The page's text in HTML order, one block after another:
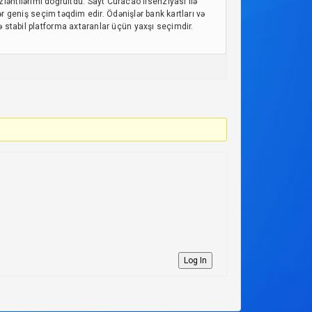
geniş seçim təqdim edir. Ödənişlər bank kartları və
stabil platforma axtaranlar üçün yaxşı seçimdir.
Log In